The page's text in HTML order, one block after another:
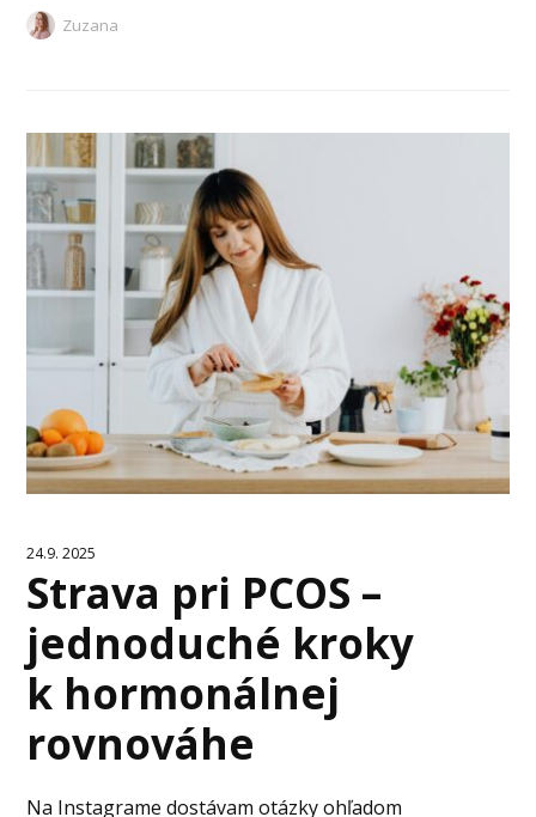
Zuzana
24.9. 2025
Strava pri PCOS –
jednoduché kroky
k hormonálnej
rovnováhe
Na Instagrame dostávam otázky ohľadom